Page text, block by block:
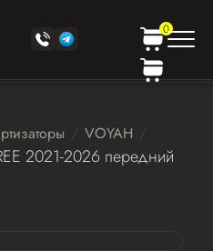
0
VOYAH
2021-2026 передний